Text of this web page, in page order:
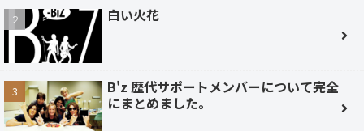
白い火花
B'z 歴代サポートメンバーについて完全
にまとめました。